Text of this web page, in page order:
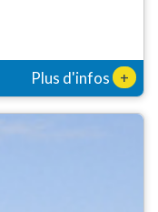
Plus d'infos +